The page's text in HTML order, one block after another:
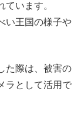
います。
い王国の様子や
た際は、被害の
ラとして活用で